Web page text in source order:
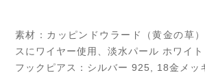
素材：カッピンドウラード（黄金の草
スにワイヤー使用、淡水パール ホワイト
フックピアス：シルバー 925, 18金メッ